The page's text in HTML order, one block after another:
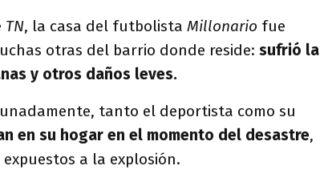
TN, la casa del futbolista Millonario fue
otras del barrio donde reside: sufrió la
y otros daños leves.
tanto el deportista como su
en su hogar en el momento del desastre,
a la explosión.